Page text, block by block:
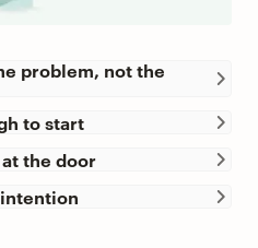
problem, not the
to start
the door